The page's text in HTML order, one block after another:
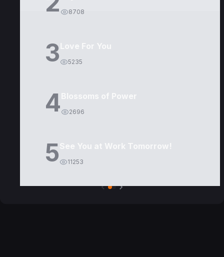
8708
3Love For You
5235
4Blossoms of Power
2696
5See You at Work Tomorrow!
11253